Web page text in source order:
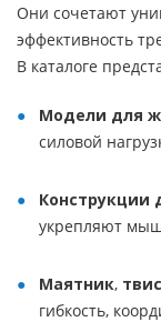
Они сочетают
эффективность
В каталоге
Модели для
силовой
Конструкции
укрепляют
Маятник,
гибкость,